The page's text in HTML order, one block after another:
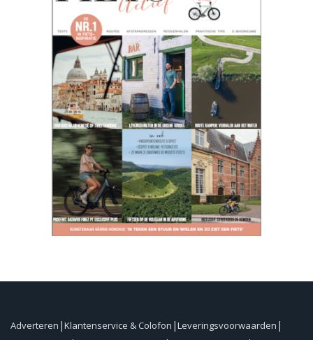
Adverteren Klantenservice & Colofon Leveringsvoorwaarden